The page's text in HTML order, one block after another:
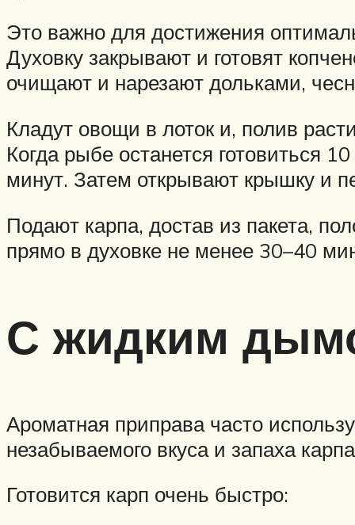
Это важно для достижения
Духовку закрывают и готовят
очищают и нарезают дольками,
Кладут овощи в лоток и, полив
Когда рыбе останется готовиться
минут. Затем открывают крышку и
Подают карпа, достав из пакета,
прямо в духовке не менее 30–40
С жидким
Ароматная приправа часто
незабываемого вкуса и запаха
Готовится карп очень быстро: